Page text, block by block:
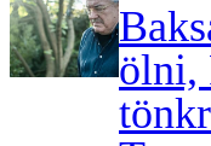
ölni,